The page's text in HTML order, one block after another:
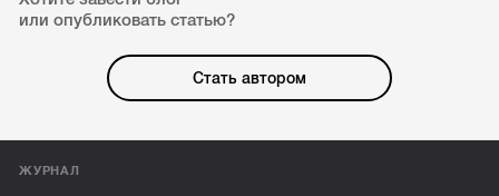
или опубликовать статью?
Стать автором
ЖУРНАЛ